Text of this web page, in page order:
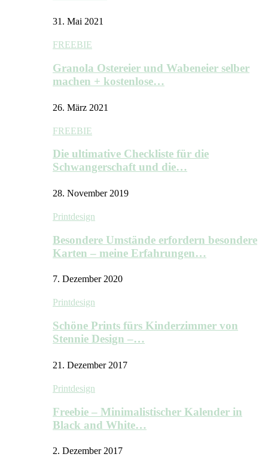
31. Mai 2021
FREEBIE
Granola Ostereier und Wabeneier selber
machen + kostenlose…
26. März 2021
FREEBIE
Die ultimative Checkliste für die
Schwangerschaft und die…
28. November 2019
Printdesign
Besondere Umstände erfordern besondere
Karten – meine Erfahrungen…
7. Dezember 2020
Printdesign
Schöne Prints fürs Kinderzimmer von
Stennie Design –…
21. Dezember 2017
Printdesign
Freebie – Minimalistischer Kalender in
Black and White…
2. Dezember 2017